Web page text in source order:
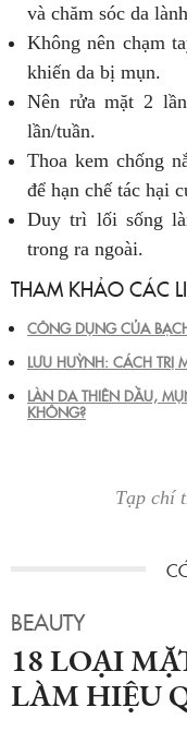
và chăm sóc da
Không nên chạm
khiến da bị mụn.
Nên rửa mặt 2
lần/tuần.
Thoa kem chống
để hạn chế tác hại
Duy trì lối sống
trong ra ngoài.
THAM KHẢO CÁC
CÔNG DỤNG CỦA
LƯU HUỲNH: CÁCH TRỊ
LÀN DA THIÊN DẦU,
KHÔNG?
Tạp chí
BEAUTY
18 LOẠI
LÀM HIỆU